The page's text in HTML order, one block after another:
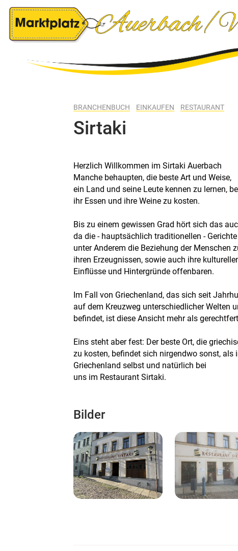
BRANCHENBUCH EINKAUFEN RESTAURANT
Sirtaki
Herzlich Willkommen im Sirtaki Auerbach
Manche behaupten, die beste Art und Weise,
ein Land und seine Leute kennen zu lernen,
ihr Essen und ihre Weine zu kosten.
Bis zu einem gewissen Grad hört sich das
da die - hauptsächlich traditionellen -
unter Anderem die Beziehung der Menschen
ihren Erzeugnissen, sowie auch ihre
Einflüsse und Hintergründe offenbaren.
Im Fall von Griechenland, das sich seit
auf dem Kreuzweg unterschiedlicher Welten
befindet, ist diese Ansicht mehr als
Eins steht aber fest: Der beste Ort, die
zu kosten, befindet sich nirgendwo sonst, als
Griechenland selbst und natürlich bei
uns im Restaurant Sirtaki.
Bilder